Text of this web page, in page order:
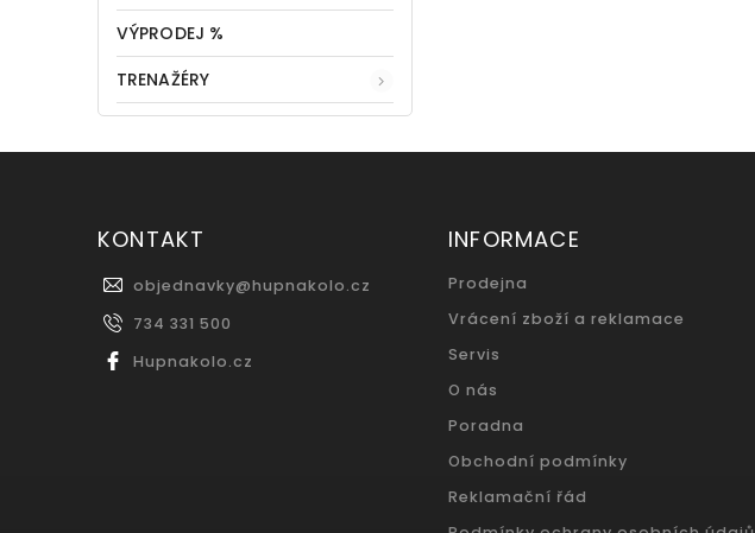
VÝPRODEJ %
TRENAŽÉRY
KONTAKT
objednavky@hupnakolo.cz
734 331 500
Hupnakolo.cz
INFORMACE
Prodejna
Vrácení zboží a reklamace
Servis
O nás
Poradna
Obchodní podmínky
Reklamační řád